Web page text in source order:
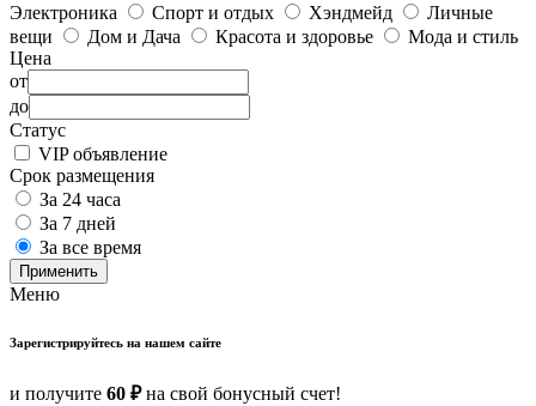
Электроника
Спорт и отдых Хэндмейд
Личные
вещи
Дом и Дача Красота и здоровье
Мода и стиль
Цена
от
до
Статус
VIP объявление
Срок размещения
За 24 часа
За 7 дней
За все время
Применить
Меню
Зарегистрируйтесь на нашем сайте
и получите 60 ₽на свой бонусный счет!